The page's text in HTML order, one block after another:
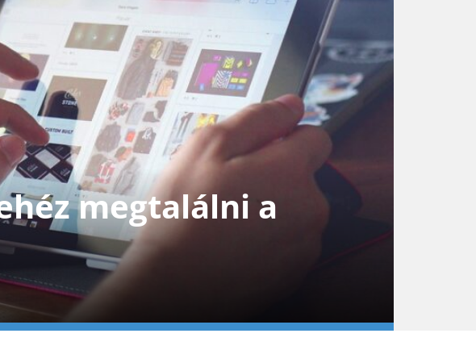
megtalálni a